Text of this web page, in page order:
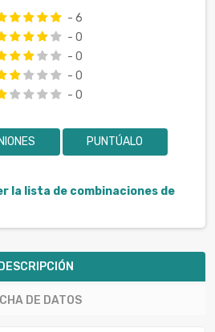
- 6
- 0
- 0
- 0
- 0
PUNTÚALO
la lista de combinaciones de
DESCRIPCIÓN
DE DATOS